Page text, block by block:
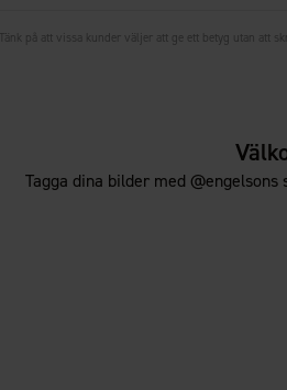
Tänk på att vissa kunder väljer att ge ett betyg utan att
Tagga dina bilder med